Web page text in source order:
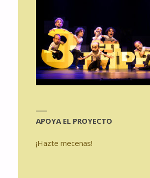
APOYA EL PROYECTO
¡Hazte mecenas!